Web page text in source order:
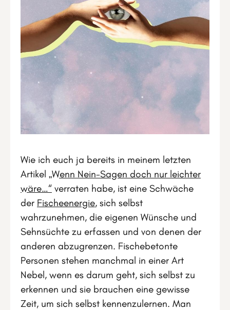
Wie ich euch ja bereits in meinem letzten
Artikel „Wenn Nein-Sagen doch nur leichter
wäre…“ verraten habe, ist eine Schwäche
der Fischeenergie, sich selbst
wahrzunehmen, die eigenen Wünsche und
Sehnsüchte zu erfassen und von denen der
anderen abzugrenzen. Fischebetonte
Personen stehen manchmal in einer Art
Nebel, wenn es darum geht, sich selbst zu
erkennen und sie brauchen eine gewisse
Zeit, um sich selbst kennenzulernen. Man